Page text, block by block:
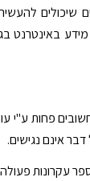
שיכולים
באינטרנט
פחות ע"י
אינם נגישים.
עקרונות